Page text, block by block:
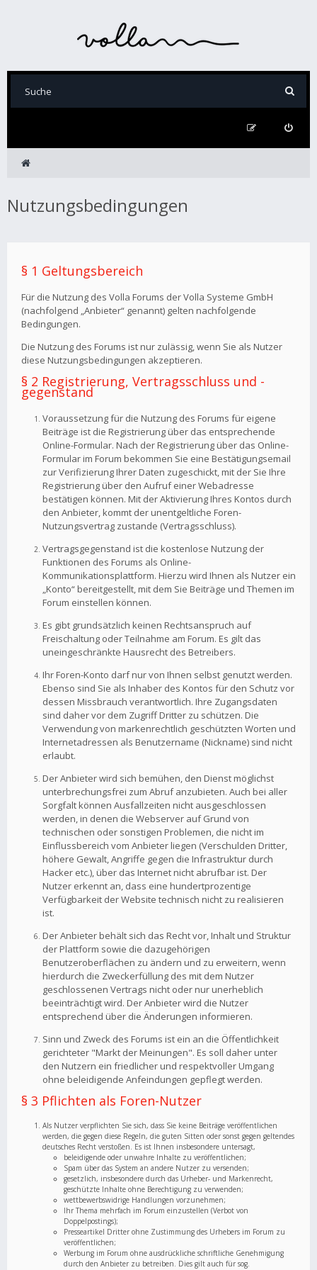
Nutzungsbedingungen
§ 1 Geltungsbereich
Für die Nutzung des Volla Forums der Volla Systeme GmbH
(nachfolgend „Anbieter“ genannt) gelten nachfolgende
Bedingungen.
Die Nutzung des Forums ist nur zulässig, wenn Sie als Nutzer
diese Nutzungsbedingungen akzeptieren.
§ 2 Registrierung, Vertragsschluss und -
gegenstand
Voraussetzung für die Nutzung des Forums für eigene
Beiträge ist die Registrierung über das entsprechende
Online-Formular. Nach der Registrierung über das Online-
Formular im Forum bekommen Sie eine Bestätigungsemail
zur Verifizierung Ihrer Daten zugeschickt, mit der Sie Ihre
Registrierung über den Aufruf einer Webadresse
bestätigen können. Mit der Aktivierung Ihres Kontos durch
den Anbieter, kommt der unentgeltliche Foren-
Nutzungsvertrag zustande (Vertragsschluss).
Vertragsgegenstand ist die kostenlose Nutzung der
Funktionen des Forums als Online-
Kommunikationsplattform. Hierzu wird Ihnen als Nutzer ein
„Konto“ bereitgestellt, mit dem Sie Beiträge und Themen im
Forum einstellen können.
Es gibt grundsätzlich keinen Rechtsanspruch auf
Freischaltung oder Teilnahme am Forum. Es gilt das
uneingeschränkte Hausrecht des Betreibers.
Ihr Foren-Konto darf nur von Ihnen selbst genutzt werden.
Ebenso sind Sie als Inhaber des Kontos für den Schutz vor
dessen Missbrauch verantwortlich. Ihre Zugangsdaten
sind daher vor dem Zugriff Dritter zu schützen. Die
Verwendung von markenrechtlich geschützten Worten und
Internetadressen als Benutzername (Nickname) sind nicht
erlaubt.
Der Anbieter wird sich bemühen, den Dienst möglichst
unterbrechungsfrei zum Abruf anzubieten. Auch bei aller
Sorgfalt können Ausfallzeiten nicht ausgeschlossen
werden, in denen die Webserver auf Grund von
technischen oder sonstigen Problemen, die nicht im
Einflussbereich vom Anbieter liegen (Verschulden Dritter,
höhere Gewalt, Angriffe gegen die Infrastruktur durch
Hacker etc.), über das Internet nicht abrufbar ist. Der
Nutzer erkennt an, dass eine hundertprozentige
Verfügbarkeit der Website technisch nicht zu realisieren
ist.
Der Anbieter behält sich das Recht vor, Inhalt und Struktur
der Plattform sowie die dazugehörigen
Benutzeroberflächen zu ändern und zu erweitern, wenn
hierdurch die Zweckerfüllung des mit dem Nutzer
geschlossenen Vertrags nicht oder nur unerheblich
beeinträchtigt wird. Der Anbieter wird die Nutzer
entsprechend über die Änderungen informieren.
Sinn und Zweck des Forums ist ein an die Öffentlichkeit
gerichteter "Markt der Meinungen". Es soll daher unter
den Nutzern ein friedlicher und respektvoller Umgang
ohne beleidigende Anfeindungen gepflegt werden.
§ 3 Pflichten als Foren-Nutzer
Als Nutzer verpflichten Sie sich, dass Sie keine Beiträge veröffentlichen
werden, die gegen diese Regeln, die guten Sitten oder sonst gegen geltendes
deutsches Recht verstoßen. Es ist Ihnen insbesondere untersagt,
beleidigende oder unwahre Inhalte zu veröffentlichen;
Spam über das System an andere Nutzer zu versenden;
gesetzlich, insbesondere durch das Urheber- und Markenrecht,
geschützte Inhalte ohne Berechtigung zu verwenden;
wettbewerbswidrige Handlungen vorzunehmen;
Ihr Thema mehrfach im Forum einzustellen (Verbot von
Doppelpostings);
Presseartikel Dritter ohne Zustimmung des Urhebers im Forum zu
veröffentlichen;
Werbung im Forum ohne ausdrückliche schriftliche Genehmigung
durch den Anbieter zu betreiben. Dies gilt auch für sog.